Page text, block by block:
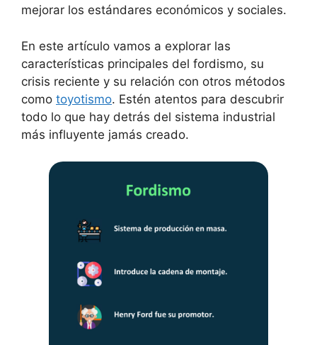
mejorar los estándares económicos y sociales.
En este artículo vamos a explorar las
características principales del fordismo, su
crisis reciente y su relación con otros métodos
como toyotismo. Estén atentos para descubrir
todo lo que hay detrás del sistema industrial
más influyente jamás creado.